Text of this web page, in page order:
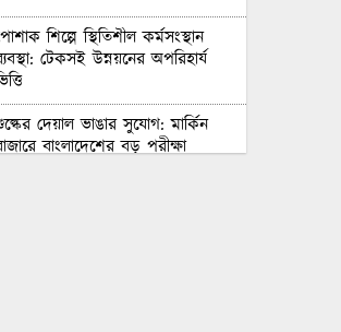
শিল্পে স্থিতিশীল কর্মসংস্থান
টেকসই উন্নয়নের অপরিহার্য
দেয়াল ভাঙার সুযোগ: মার্কিন
বাংলাদেশের বড় পরীক্ষা